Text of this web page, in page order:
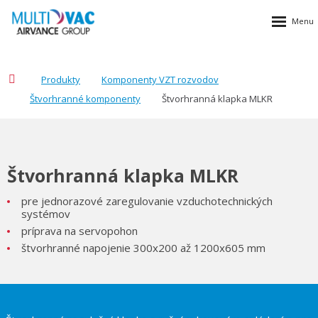
Produkty
Komponenty VZT rozvodov
Štvorhranné komponenty
Štvorhranná klapka MLKR
Štvorhranná klapka MLKR
pre jednorazové zaregulovanie vzduchotechnických
systémov
príprava na servopohon
štvorhranné napojenie 300x200 až 1200x605 mm